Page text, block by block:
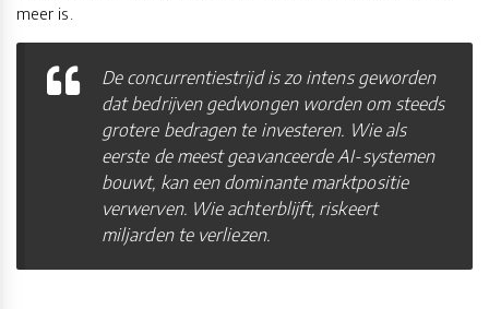
meer is.
De concurrentiestrijd is zo intens geworden
dat bedrijven gedwongen worden om steeds
grotere bedragen te investeren. Wie als
eerste de meest geavanceerde AI-systemen
bouwt, kan een dominante marktpositie
verwerven. Wie achterblijft, riskeert
miljarden te verliezen.